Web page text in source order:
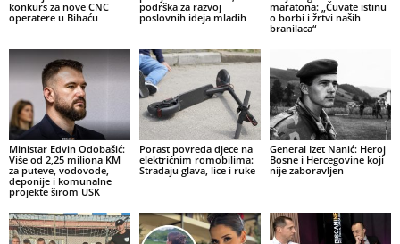
konkurs za nove CNC
operatere u Bihaću
podrška za razvoj
poslovnih ideja mladih
maratona: „Čuvate istinu
o borbi i žrtvi naših
branilaca“
Ministar Edvin Odobašić:
Više od 2,25 miliona KM
za puteve, vodovode,
deponije i komunalne
projekte širom USK
Porast povreda djece na
električnim romobilima:
Stradaju glava, lice i ruke
General Izet Nanić: Heroj
Bosne i Hercegovine koji
nije zaboravljen